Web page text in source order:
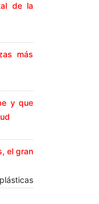
de la
más
y que
el gran